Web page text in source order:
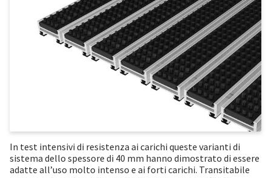
In test intensivi di resistenza ai carichi queste varianti di
sistema dello spessore di 40 mm hanno dimostrato di essere
adatte all’uso molto intenso e ai forti carichi. Transitabile